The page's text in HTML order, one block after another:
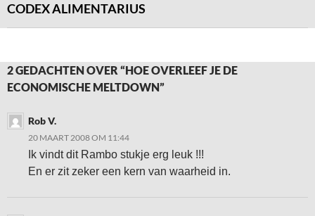
CODEX ALIMENTARIUS
2 GEDACHTEN OVER “HOE OVERLEEF JE DE
ECONOMISCHE MELTDOWN”
Rob V.
20 MAART 2008 OM 11:44
Ik vindt dit Rambo stukje erg leuk !!!
En er zit zeker een kern van waarheid in.